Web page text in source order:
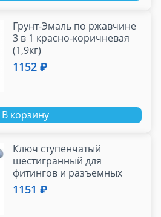
Грунт-Эмаль по ржавчине
3 в 1 красно-коричневая
(1,9кг)
1152 ₽
В корзину
Ключ ступенчатый
шестигранный для
фитингов и разъемных
соединений "американка"
12-24 мм
1151 ₽